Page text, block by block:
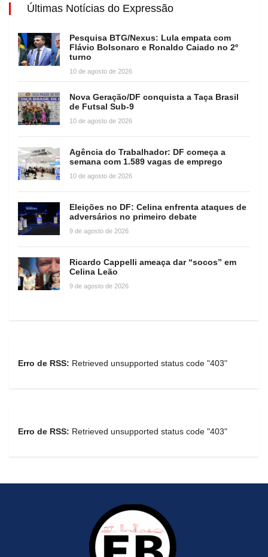
Últimas Notícias do Expressão
Pesquisa BTG/Nexus: Lula empata com
Flávio Bolsonaro e Ronaldo Caiado no 2º
turno
10 de agosto de 2026
Nova Geração/DF conquista a Taça Brasil
de Futsal Sub-9
10 de agosto de 2026
Agência do Trabalhador: DF começa a
semana com 1.589 vagas de emprego
10 de agosto de 2026
Eleições no DF: Celina enfrenta ataques de
adversários no primeiro debate
9 de agosto de 2026
Ricardo Cappelli ameaça dar “socos” em
Celina Leão
9 de agosto de 2026
Erro de RSS: Retrieved unsupported status code "403"
Erro de RSS: Retrieved unsupported status code "403"